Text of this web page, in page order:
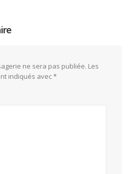
ne sera pas publiée. Les
indiqués avec*